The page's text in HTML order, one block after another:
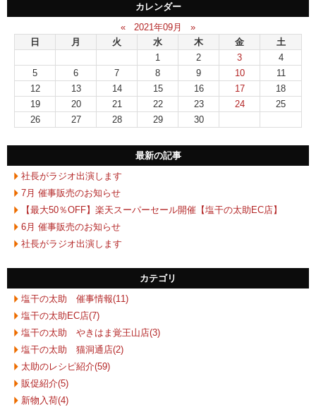
カレンダー
«
2021年09月
»
日
月 火 水 木 金
土
1
2 3
4
5
6 7 8 9 10
11
12
13 14 15 16 17
18
19
20 21 22 23 24
25
26
27 28 29 30
最新の記事
社長がラジオ出演します
7月 催事販売のお知らせ
【最大50％OFF】楽天スーパーセール開催【塩干の太助EC店】
6月 催事販売のお知らせ
社長がラジオ出演します
カテゴリ
塩干の太助 催事情報(11)
塩干の太助EC店(7)
塩干の太助 やきはま覚王山店(3)
塩干の太助 猫洞通店(2)
太助のレシピ紹介(59)
販促紹介(5)
新物入荷(4)